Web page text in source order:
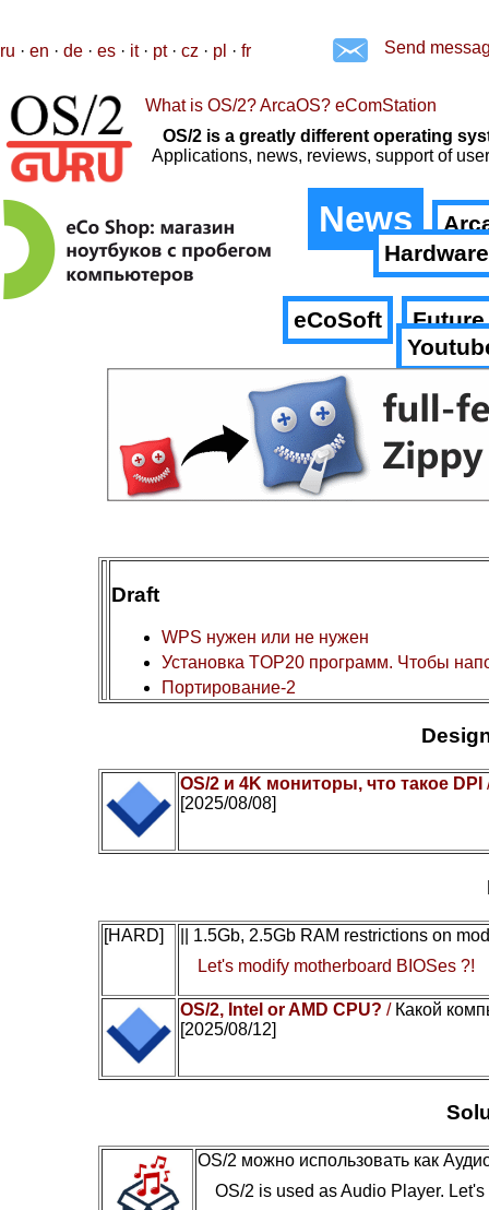
ru · en · de · es · it· pt· cz · pl · fr Send
What is OS/2? ArcaOS? eComStation
OS/2 is a greatly different operating
Applications, news, reviews, support of
News
Hardware
eCoSoft
Future
Draft
WPS нужен или не нужен
Установка TOP20 программ. Чтобы
Портирование-2
OS/2 и 4K мониторы, что такое DPI
[2025/08/08]
[HARD]
|| 1.5Gb, 2.5Gb RAM restrictions on
Let's modify motherboard BIOSes ?!
OS/2, Intel or AMD CPU? / Какой
[2025/08/12]
OS/2 можно использовать как
OS/2 is used as Audio Player.